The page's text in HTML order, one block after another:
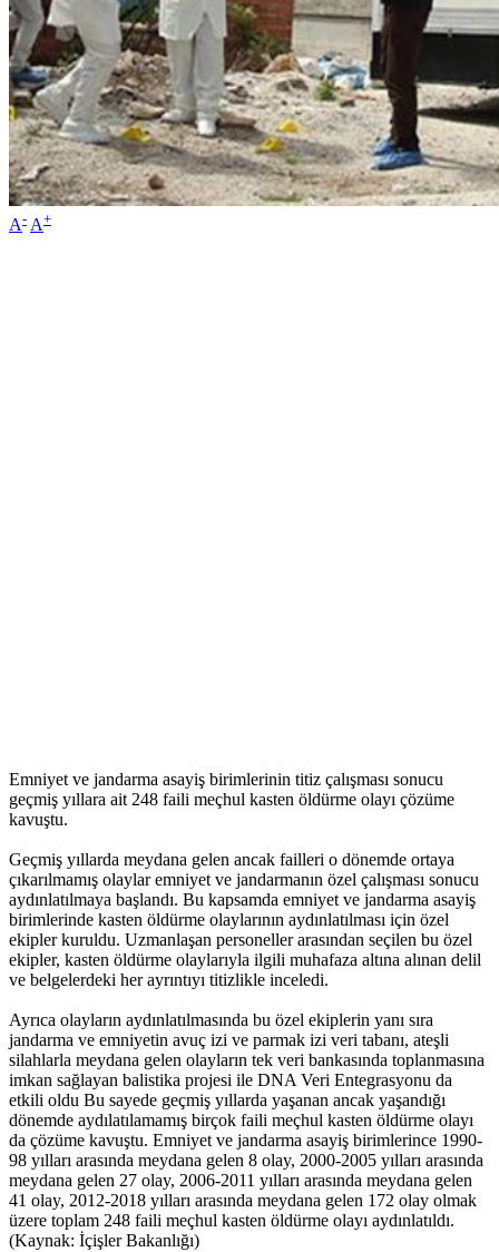
A- A+
Emniyet ve jandarma asayiş birimlerinin titiz çalışması sonucu
geçmiş yıllara ait 248 faili meçhul kasten öldürme olayı çözüme
kavuştu.
Geçmiş yıllarda meydana gelen ancak failleri o dönemde ortaya
çıkarılmamış olaylar emniyet ve jandarmanın özel çalışması sonucu
aydınlatılmaya başlandı. Bu kapsamda emniyet ve jandarma asayiş
birimlerinde kasten öldürme olaylarının aydınlatılması için özel
ekipler kuruldu. Uzmanlaşan personeller arasından seçilen bu özel
ekipler, kasten öldürme olaylarıyla ilgili muhafaza altına alınan delil
ve belgelerdeki her ayrıntıyı titizlikle inceledi.
Ayrıca olayların aydınlatılmasında bu özel ekiplerin yanı sıra
jandarma ve emniyetin avuç izi ve parmak izi veri tabanı, ateşli
silahlarla meydana gelen olayların tek veri bankasında toplanmasına
imkan sağlayan balistika projesi ile DNA Veri Entegrasyonu da
etkili oldu Bu sayede geçmiş yıllarda yaşanan ancak yaşandığı
dönemde aydılatılamamış birçok faili meçhul kasten öldürme olayı
da çözüme kavuştu. Emniyet ve jandarma asayiş birimlerince 1990-
98 yılları arasında meydana gelen 8 olay, 2000-2005 yılları arasında
meydana gelen 27 olay, 2006-2011 yılları arasında meydana gelen
41 olay, 2012-2018 yılları arasında meydana gelen 172 olay olmak
üzere toplam 248 faili meçhul kasten öldürme olayı aydınlatıldı.
(Kaynak: İçişler Bakanlığı)